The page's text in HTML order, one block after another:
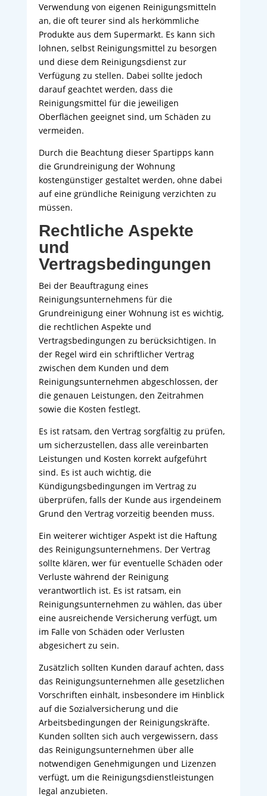
Verwendung von eigenen Reinigungsmitteln
an, die oft teurer sind als herkömmliche
Produkte aus dem Supermarkt. Es kann sich
lohnen, selbst Reinigungsmittel zu besorgen
und diese dem Reinigungsdienst zur
Verfügung zu stellen. Dabei sollte jedoch
darauf geachtet werden, dass die
Reinigungsmittel für die jeweiligen
Oberflächen geeignet sind, um Schäden zu
vermeiden.
Durch die Beachtung dieser Spartipps kann
die Grundreinigung der Wohnung
kostengünstiger gestaltet werden, ohne dabei
auf eine gründliche Reinigung verzichten zu
müssen.
Rechtliche Aspekte
und
Vertragsbedingungen
Bei der Beauftragung eines
Reinigungsunternehmens für die
Grundreinigung einer Wohnung ist es wichtig,
die rechtlichen Aspekte und
Vertragsbedingungen zu berücksichtigen. In
der Regel wird ein schriftlicher Vertrag
zwischen dem Kunden und dem
Reinigungsunternehmen abgeschlossen, der
die genauen Leistungen, den Zeitrahmen
sowie die Kosten festlegt.
Es ist ratsam, den Vertrag sorgfältig zu prüfen,
um sicherzustellen, dass alle vereinbarten
Leistungen und Kosten korrekt aufgeführt
sind. Es ist auch wichtig, die
Kündigungsbedingungen im Vertrag zu
überprüfen, falls der Kunde aus irgendeinem
Grund den Vertrag vorzeitig beenden muss.
Ein weiterer wichtiger Aspekt ist die Haftung
des Reinigungsunternehmens. Der Vertrag
sollte klären, wer für eventuelle Schäden oder
Verluste während der Reinigung
verantwortlich ist. Es ist ratsam, ein
Reinigungsunternehmen zu wählen, das über
eine ausreichende Versicherung verfügt, um
im Falle von Schäden oder Verlusten
abgesichert zu sein.
Zusätzlich sollten Kunden darauf achten, dass
das Reinigungsunternehmen alle gesetzlichen
Vorschriften einhält, insbesondere im Hinblick
auf die Sozialversicherung und die
Arbeitsbedingungen der Reinigungskräfte.
Kunden sollten sich auch vergewissern, dass
das Reinigungsunternehmen über alle
notwendigen Genehmigungen und Lizenzen
verfügt, um die Reinigungsdienstleistungen
legal anzubieten.